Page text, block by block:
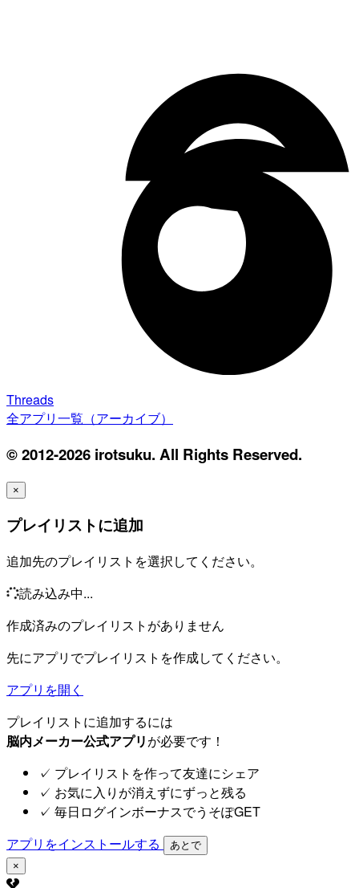
Threads
全アプリ一覧（アーカイブ）
© 2012-2026 irotsuku. All Rights Reserved.
×
プレイリストに追加
追加先のプレイリストを選択してください。
読み込み中...
作成済みのプレイリストがありません
先にアプリでプレイリストを作成してください。
アプリを開く
プレイリストに追加するには
脳内メーカー公式アプリが必要です！
✓ プレイリストを作って友達にシェア
✓ お気に入りが消えずにずっと残る
✓ 毎日ログインボーナスでうそぽGET
アプリをインストールする
あとで
×